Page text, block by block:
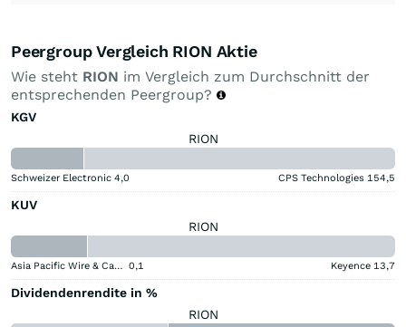
Peergroup Vergleich RION Aktie
Wie steht RION im Vergleich zum Durchschnitt der
entsprechenden Peergroup?
KGV
RION
Schweizer Electronic 4,0 CPS Technologies 154,5
KUV
RION
Asia Pacific Wire & Cable 0,1 Keyence 13,7
Dividendenrendite in %
RION